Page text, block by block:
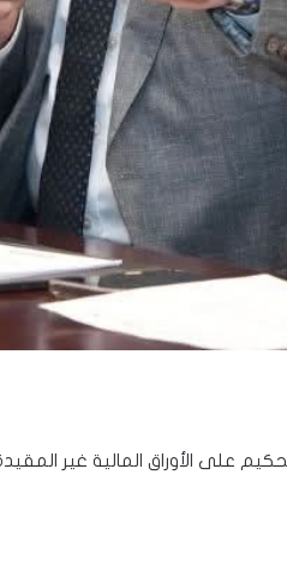
على الأوراق المالية غير